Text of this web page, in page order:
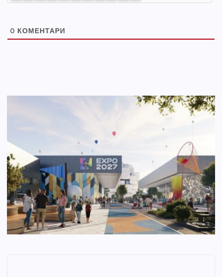
0 КОМЕНТАРИ